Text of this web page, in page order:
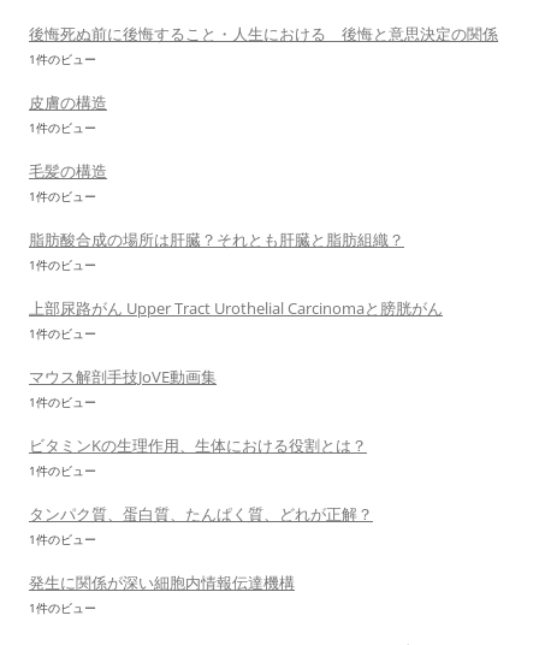
後悔死ぬ前に後悔すること・人生における 後悔と意思決定の関係
1件のビュー
皮膚の構造
1件のビュー
毛髪の構造
1件のビュー
脂肪酸合成の場所は肝臓？それとも肝臓と脂肪組織？
1件のビュー
上部尿路がん Upper Tract Urothelial Carcinomaと膀胱がん
1件のビュー
マウス解剖手技JoVE動画集
1件のビュー
ビタミンKの生理作用、生体における役割とは？
1件のビュー
タンパク質、蛋白質、たんぱく質、どれが正解？
1件のビュー
発生に関係が深い細胞内情報伝達機構
1件のビュー